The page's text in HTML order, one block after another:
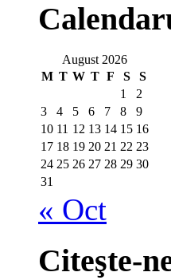
August 2026
M T W T F S
S
1
2
3
4 5 6 7 8
9
10 11 12 13 14 15 16
17 18 19 20 21 22 23
24 25 26 27 28 29 30
31
« Oct
Citeşte-